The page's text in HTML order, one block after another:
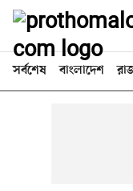
সর্বশেষ বাংলাদেশ